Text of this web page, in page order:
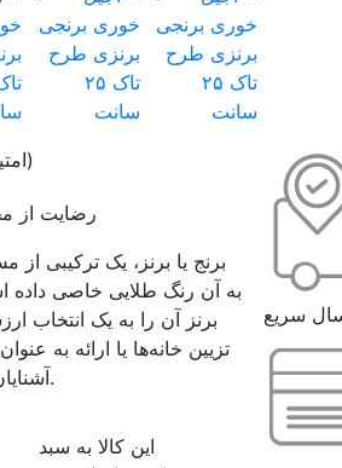
(امتیاز 24 خریدار)
رضایت از
برنج یا برنز، یک ترکیبی
به آن رنگ طلایی خاصی داده
برنز آن را به یک انتخاب
تزیین خانه‌ها یا ارائه به
آشنایان تبدیل کرده است.
این کالا به سبد
سریع